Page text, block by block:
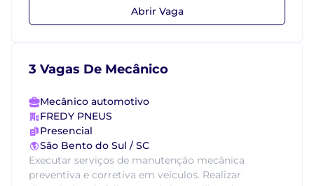
Abrir Vaga
3 Vagas De Mecânico
Mecânico automotivo
FREDY PNEUS
Presencial
São Bento do Sul / SC
Executar serviços de manutenção mecânica
preventiva e corretiva em veículos. Realizar